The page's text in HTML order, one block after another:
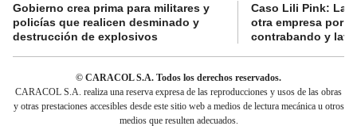
Gobierno crea prima para militares y
policías que realicen desminado y
destrucción de explosivos
Caso Lili Pink: La
otra empresa por
contrabando y
© CARACOL S.A. Todos los derechos reservados.
CARACOL S.A. realiza una reserva expresa de las reproducciones y usos de las obras
y otras prestaciones accesibles desde este sitio web a medios de lectura mecánica u otros
medios que resulten adecuados.